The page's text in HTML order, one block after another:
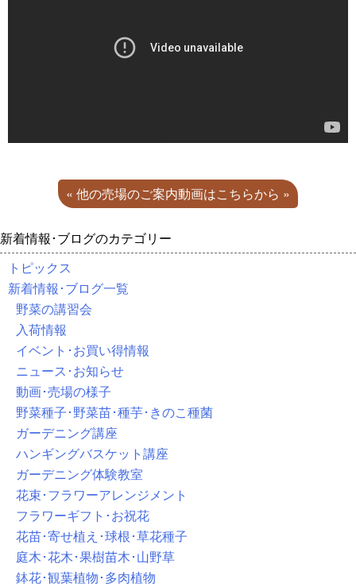
« 他の売場のご案内動画はこちらから »
新着情報･ブログのカテゴリー
トピックス
新着情報･ブログ一覧
野菜の講習会
入荷情報
イベント･お買い得情報
ニュース･お知らせ
動画･売場の様子
野菜種子･野菜苗･種芋･きのこ種菌
ガーデニング講座
ハンギングバスケット講座
ガーデニング体験教室
花束･フラワーアレンジメント
フラワーギフト･お祝花
花苗･寄せ植え･球根･草花種子
庭木･花木･果樹苗木･山野草
鉢花･観葉植物･多肉植物